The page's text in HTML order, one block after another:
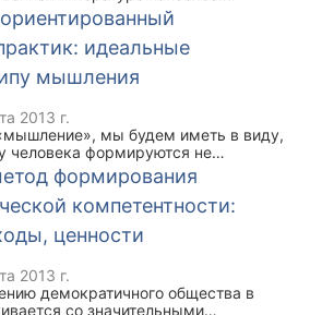
общества, и отсутствие конфликта
явлением.
А.К. Зайцевым, он
задачи и цели, которые могут
в России. Пока, в практике
укрепились такие
как психолог, социолог,
Что может взять
из всего богатого материала для
конфликтной ситуации? Чем он
сторонам? Может ли он
конфликты. Каковы критерии
методов, знаний,
идеальные
мышления
2013 г.
мы будем иметь в виду,
человека формируются не
материале чувств, ощущений, эмоций
а на некоторых моделях,
понятиях, обобщающих ряд
Под «типом» мы будем иметь в
модель, в которой
особенности и процессы
человека происходит
«образца» или идеальной
быть относительно постижимы, но
формирования
компетентности:
ценности
2013 г.
демократичного общества в
со значительными